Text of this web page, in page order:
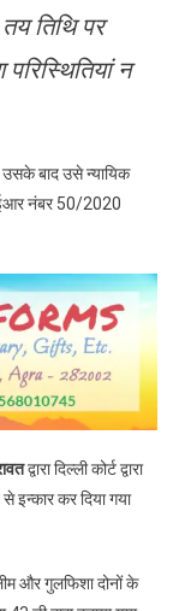
तिथि पर
न
बाद उसे न्यायिक
नंबर 50/2020
द्वारा दिल्ली कोर्ट द्वारा
कर दिया गया
और गुलफिशा दोनों के